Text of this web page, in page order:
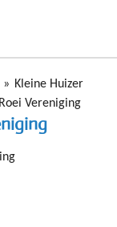
» Kleine Huizer
Roei Vereniging